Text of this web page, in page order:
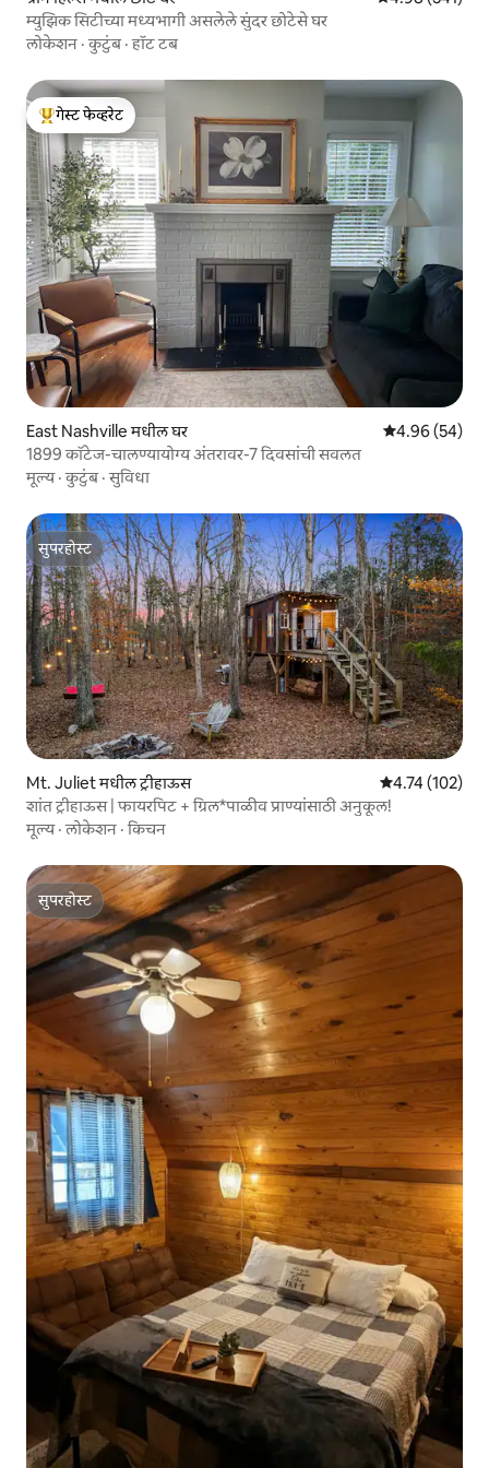
म्युझिक सिटीच्या मध्यभागी असलेले सुंदर छोटेसे घर
लोकेशन ·कुटुंब·हॉट टब
टॉप गेस्ट फेव्हरेट
गेस्ट फेव्हरेट
East Nashville मधील घर 5 पैकी 4.96
4.96 (54)
1899 कॉटेज-चालण्यायोग्य अंतरावर-7 दिवसांची सवलत
मूल्य·कुटुंब·सुविधा
सुपरहोस्ट
सुपरहोस्ट
Mt. Juliet मधील ट्रीहाऊस 5 पैकी 4.74
4.74 (102)
शांत ट्रीहाऊस | फायरपिट + ग्रिल*पाळीव प्राण्यांसाठी अनुकूल!
मूल्य·लोकेशन ·किचन
सुपरहोस्ट
सुपरहोस्ट